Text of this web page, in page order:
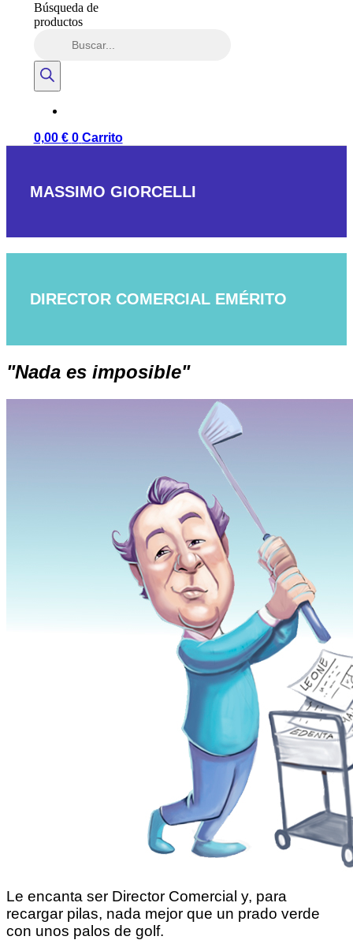
Búsqueda de
productos
0,00 € 0 Carrito
MASSIMO GIORCELLI
DIRECTOR COMERCIAL EMÉRITO
"Nada es imposible"
Le encanta ser Director Comercial y, para
recargar pilas, nada mejor que un prado verde
con unos palos de golf.